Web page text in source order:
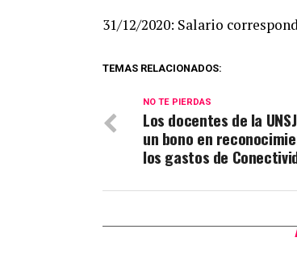
31/12/2020: Salario
TEMAS RELACIONADOS:
NO TE PIERDAS
Los docentes de la
un bono en
los gastos de